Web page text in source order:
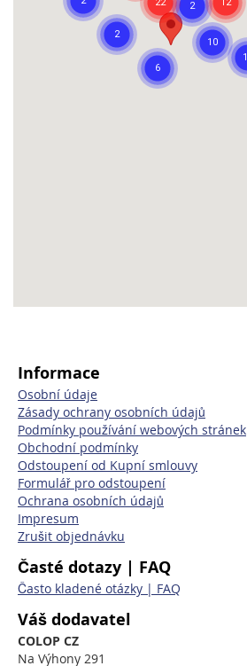
Informace
Osobní údaje
Zásady ochrany osobních údajů
Podmínky používání webových stránek
Obchodní podmínky
Odstoupení od Kupní smlouvy
Formulář pro odstoupení
Ochrana osobních údajů
Impresum
Zrušit objednávku
Časté dotazy | FAQ
Často kladené otázky | FAQ
Váš dodavatel
COLOP CZ
Na Výhony 291